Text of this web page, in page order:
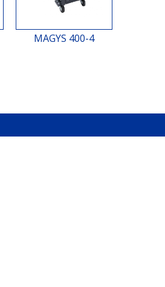
MAGYS 400-4